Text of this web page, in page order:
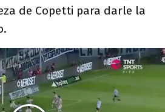
de Copetti para darle la